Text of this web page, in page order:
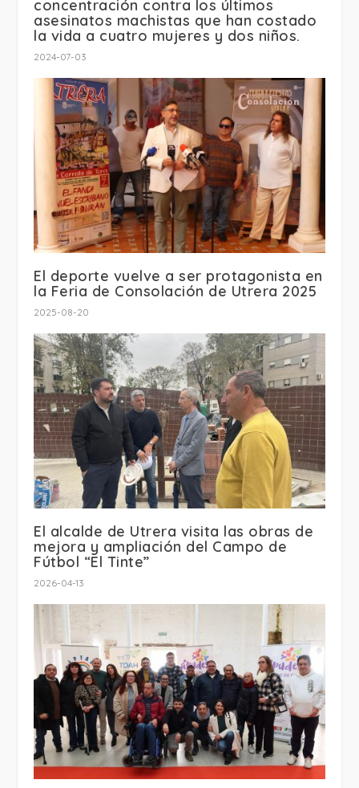
concentración contra los últimos
asesinatos machistas que han costado
la vida a cuatro mujeres y dos niños.
2024-07-03
El deporte vuelve a ser protagonista en
la Feria de Consolación de Utrera 2025
2025-08-20
El alcalde de Utrera visita las obras de
mejora y ampliación del Campo de
Fútbol “El Tinte”
2026-04-13